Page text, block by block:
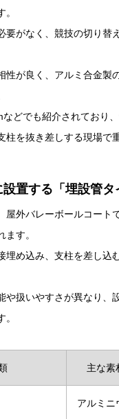
要がなく、競技の切り替
性が良く、アルミ合金製
どでも紹介されており
柱を抜き差しする現場で
置する「埋設管タ
屋外バレーボールコート
す。
埋め込み、支柱を差し込
や扱いやすさが異なり、
主な素
アルミニ